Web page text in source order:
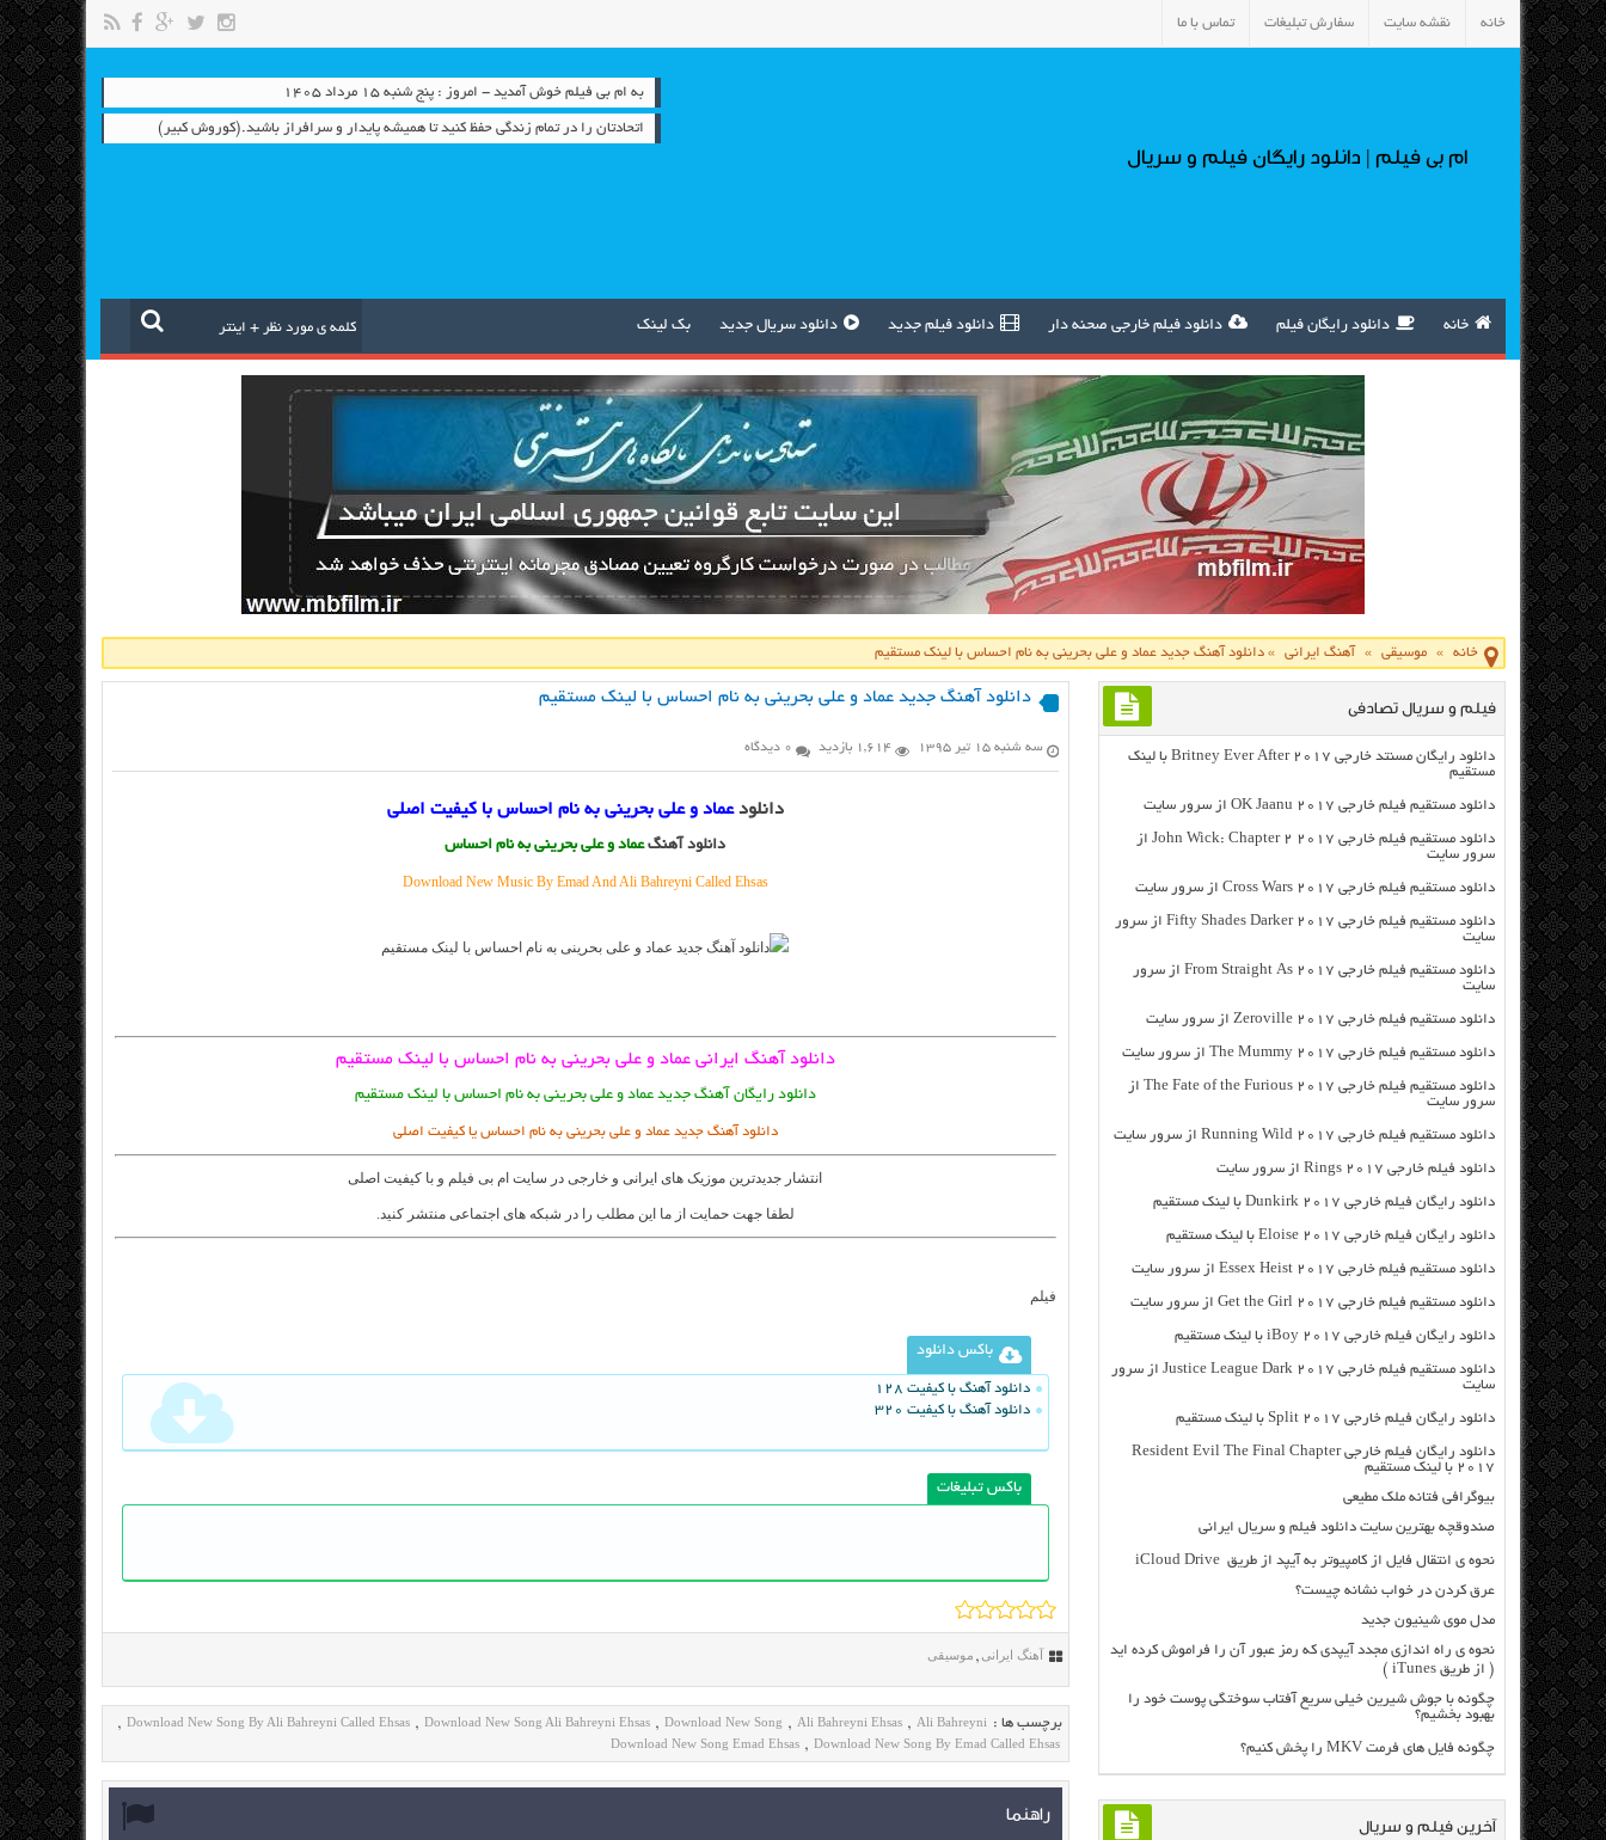
خانه نقشه سایت سفارش تبلیغات تماس با ما
ام بی فیلم | دانلود رایگان فیلم و سریال
به ام بی فیلم خوش آمدید - امروز : پنج شنبه ۱۵ مرداد ۱۴۰۵
اتحادتان را در تمام زندگی حفظ کنید تا همیشه پایدار و سرافراز باشید.(کوروش کبیر)
خانه دانلود رایگان فیلم دانلود فیلم خارجی صحنه دار دانلود فیلم جدید دانلود سریال جدید بک لینک
خانه » موسیقی » آهنگ ایرانی »دانلود آهنگ جدید عماد و علی بحرینی به نام احساس با لینک مستقیم
دانلود آهنگ جدید عماد و علی بحرینی به نام احساس با لینک مستقیم
سه شنبه ۱۵ تیر ۱۳۹۵ 1,614 بازدید 0 دیدگاه
دانلودعماد و علی بحرینی به نام احساس با کیفیت اصلی
دانلود آهنگعماد و علی بحرینی به نام احساس
Download New Music By Emad And Ali Bahreyni Called Ehsas
دانلود آهنگ ایرانی عماد و علی بحرینی به نام احساس با لینک مستقیم
دانلود رایگان آهنگ جدید عماد و علی بحرینی به نام احساس با لینک مستقیم
دانلود آهنگ جدید عماد و علی بحرینی به نام احساس یا کیفیت اصلی
انتشار جدیدترین موزیک های ایرانی و خارجی در سایت ام بی فیلم و با کیفیت اصلی
لطفا جهت حمایت از ما این مطلب را در شبکه های اجتماعی منتشر کنید.
فیلم
باکس دانلود
دانلود آهنگ با کیفیت 128
دانلود آهنگ با کیفیت 320
باکس تبلیغات
آهنگ ایرانی , موسیقی
برچسب ها : Ali Bahreyni
,
Ali Bahreyni Ehsas
,
Download New Song
,
Download New Song Ali Bahreyni Ehsas
,
Download New Song By Ali Bahreyni Called Ehsas
,
Download New Song By Emad Called Ehsas
,
Download New Song Emad Ehsas
راهنما
فیلم و سریال تصادفی
دانلود رایگان مسنتد خارجی Britney Ever After 2017 با لینک
مستقیم
دانلود مستقیم فیلم خارجی OK Jaanu 2017 از سرور سایت
دانلود مستقیم فیلم خارجی John Wick: Chapter 2 2017 از
سرور سایت
دانلود مستقیم فیلم خارجی Cross Wars 2017 از سرور سایت
دانلود مستقیم فیلم خارجی Fifty Shades Darker 2017 از سرور
سایت
دانلود مستقیم فیلم خارجی From Straight As 2017 از سرور
سایت
دانلود مستقیم فیلم خارجی Zeroville 2017 از سرور سایت
دانلود مستقیم فیلم خارجی The Mummy 2017 از سرور سایت
دانلود مستقیم فیلم خارجی The Fate of the Furious 2017 از
سرور سایت
دانلود مستقیم فیلم خارجی Running Wild 2017 از سرور سایت
دانلود فیلم خارجی Rings 2017 از سرور سایت
دانلود رایگان فیلم خارجی Dunkirk 2017 با لینک مستقیم
دانلود رایگان فیلم خارجی Eloise 2017 با لینک مستقیم
دانلود مستقیم فیلم خارجی Essex Heist 2017 از سرور سایت
دانلود مستقیم فیلم خارجی Get the Girl 2017 از سرور سایت
دانلود رایگان فیلم خارجی iBoy 2017 با لینک مستقیم
دانلود مستقیم فیلم خارجی Justice League Dark 2017 از سرور
سایت
دانلود رایگان فیلم خارجی Split 2017 با لینک مستقیم
دانلود رایگان فیلم خارجی Resident Evil The Final Chapter
2017 با لینک مستقیم
بیوگرافی فتانه ملک مطیعی
صندوقچه بهترین سایت دانلود فیلم و سریال ایرانی
نحوه ی انتقال فایل از کامپیوتر به آیپد از طریق iCloud Drive
عرق کردن در خواب نشانه چیست؟
مدل موی شینیون جدید
نحوه ی راه اندازی مجدد آیپدی که رمز عبور آن را فراموش کرده اید
( از طریق iTunes )
چگونه با جوش شیرین خیلی سریع آفتاب سوختگی پوست خود را
بهبود بخشیم؟
چگونه فایل های فرمت MKV را پخش کنیم؟
آخرین فیلم و سریال